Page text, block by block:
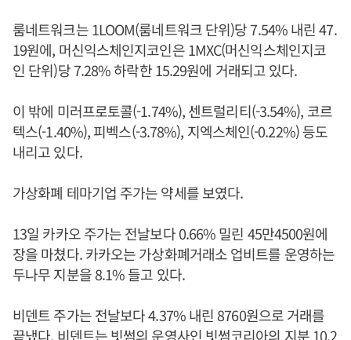
룸네트워크는 1LOOM(룸네트워크 단위)당 7.54% 내린 47.
19원에, 머신익스체인지코인은 1MXC(머신익스체인지코
인 단위)당 7.28% 하락한 15.29원에 거래되고 있다.
이 밖에 미러프로토콜(-1.74%), 센트럴리티(-3.54%), 코르
텍스(-1.40%), 피벡스(-3.78%), 지엑스체인(-0.22%) 등도
내리고 있다.
가상화폐 테마기업 주가는 약세를 보였다.
13일 카카오 주가는 전날보다 0.66% 밀린 45만4500원에
장을 마쳤다. 카카오는 가상화폐거래소 업비트를 운영하는
두나무 지분을 8.1% 들고 있다.
비덴트 주가는 전날보다 4.37% 내린 8760원으로 거래를
끝냈다. 비덴트는 빗썸의 운영사인 빗썸코리아의 지분 10.2